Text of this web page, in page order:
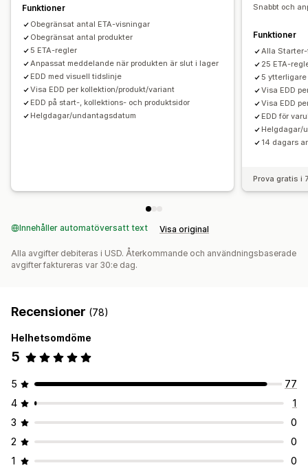
Funktioner
Obegränsat antal ETA-visningar
Obegränsat antal produkter
5 ETA-regler
Anpassat meddelande när produkten är slut i lager
EDD med visuell tidslinje
Visa EDD per kollektion/produkt/variant
EDD på start-, kollektions- och produktsidor
Helgdagar/undantagsdatum
Snabbt och
Funktioner
Alla
25 ETA-
5
Visa EDD
Visa EDD
EDD för
Helgdagar/
14 dagars
Prova gratis i
Innehåller automatöversatt text Visa original
Alla avgifter debiteras i USD. Återkommande och användningsbaserade
avgifter faktureras var 30:e dag.
Recensioner (78)
Helhetsomdöme
5
5
77
4
1
3
0
2
0
1
0